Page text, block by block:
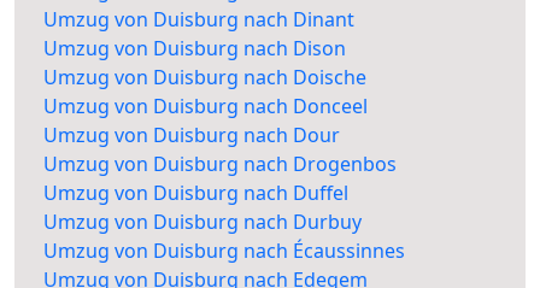
Umzug von Duisburg nach Dinant
Umzug von Duisburg nach Dison
Umzug von Duisburg nach Doische
Umzug von Duisburg nach Donceel
Umzug von Duisburg nach Dour
Umzug von Duisburg nach Drogenbos
Umzug von Duisburg nach Duffel
Umzug von Duisburg nach Durbuy
Umzug von Duisburg nach Écaussinnes
Umzug von Duisburg nach Edegem